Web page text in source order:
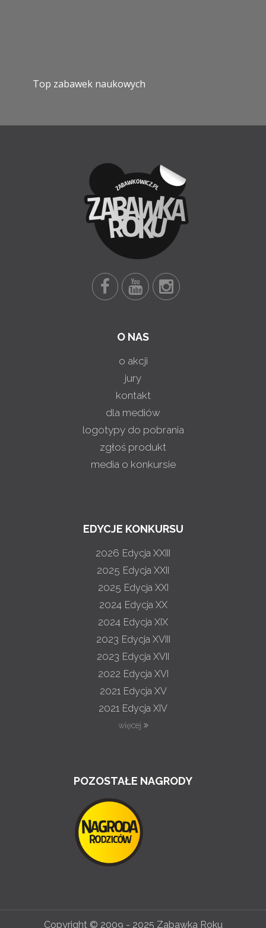
Top zabawek naukowych
O NAS
o akcji
jury
kontakt
dla mediów
logotypy do pobrania
zgłoś produkt
media o konkursie
EDYCJE KONKURSU
2026 Edycja XXIII
2025 Edycja XXII
2025 Edycja XXI
2024 Edycja XX
2024 Edycja XIX
2023 Edycja XVIII
2023 Edycja XVII
2022 Edycja XVI
2021 Edycja XV
2021 Edycja XIV
więcej
POZOSTAŁE NAGRODY
Copyright © 2009 - 2025 Zabawka Roku